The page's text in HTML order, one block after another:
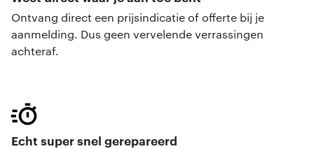
Ontvang direct een prijsindicatie of offerte bij je
aanmelding. Dus geen vervelende verrassingen
achteraf.
Echt super snel gerepareerd